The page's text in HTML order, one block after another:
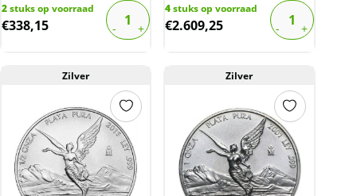
2stuks op voorraad
€338,15
4stuks op voorraad
€2.609,25
Zilver Zilver